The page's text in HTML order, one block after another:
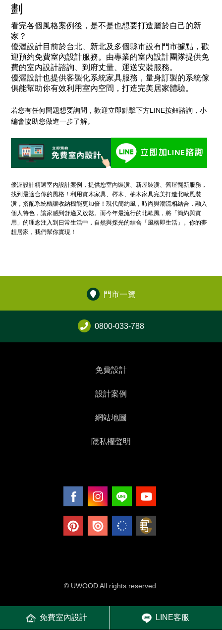
免費室內設計 LINE客服
劃
看完各個風格案例後，是不是也想要打造屬於自己的新
家？
優渥設計目前於台北、新北及多個縣市設有門市據點，歡
迎預約免費室內設計服務。由專業的室內設計團隊提供免
費的室內設計諮詢、到府丈量、運送安裝服務。
優渥設計也提供客製化系統家具服務，量身訂製的系統傢
俱能幫助你有效利用室內空間，打造完美居家體驗。
若您有任何問題想要詢問，歡迎立即點擊下方LINE按鈕諮詢，小
編會協助您做進一步了解。
優渥設計精選室內設計案例，提供您室內裝潢、新屋裝潢、舊屋翻新服務，
找到最適合你的風格！利用實木家具、梣木、柚木家具完美打造北歐風裝
潢，搭配系統櫃讓收納機能更加倍！現代簡約風，時尚與潮流相結合，融入
個人特色，讓家感到舒適又放鬆。而今年最流行的北歐風，將「簡約與實
用」的理念注入到日常生活中，自然與採光的結合「風格即生活」。你的夢
想居家，我們幫你實現！
門市一覽
0800-033-788
免費設計
設計案例
網站地圖
隱私權聲明
© UWOOD All rights reserved.